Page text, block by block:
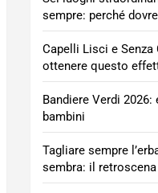
sempre: perché
Capelli Lisci e
ottenere questo
Bandiere Verdi
bambini
Tagliare sempre
sembra: il